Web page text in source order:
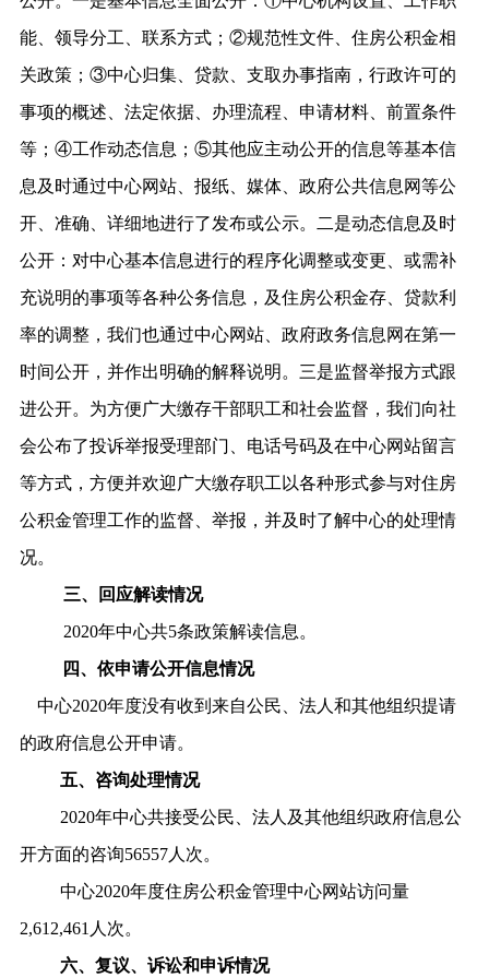
能、领导分工、联系方式；②规范性文件、住房公积金相
关政策；③中心归集、贷款、支取办事指南，行政许可的
事项的概述、法定依据、办理流程、申请材料、前置条件
等；④工作动态信息；⑤其他应主动公开的信息等基本信
息及时通过中心网站、报纸、媒体、政府公共信息网等公
开、准确、详细地进行了发布或公示。二是动态信息及时
公开：对中心基本信息进行的程序化调整或变更、或需补
充说明的事项等各种公务信息，及住房公积金存、贷款利
率的调整，我们也通过中心网站、政府政务信息网在第一
时间公开，并作出明确的解释说明。三是监督举报方式跟
进公开。为方便广大缴存干部职工和社会监督，我们向社
会公布了投诉举报受理部门、电话号码及在中心网站留言
等方式，方便并欢迎广大缴存职工以各种形式参与对住房
公积金管理工作的监督、举报，并及时了解中心的处理情
况。
三、回应解读情况
2020年中心共5条政策解读信息。
四、依申请公开信息情况
中心2020年度没有收到来自公民、法人和其他组织提请
的政府信息公开申请。
五、咨询处理情况
2020年中心共接受公民、法人及其他组织政府信息公
开方面的咨询56557人次。
中心2020年度住房公积金管理中心网站访问量
2,612,461人次。
六、复议、诉讼和申诉情况